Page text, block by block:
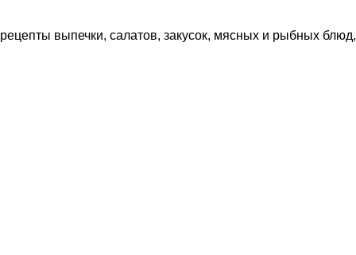
рецепты выпечки, салатов, закусок, мясных и рыбных